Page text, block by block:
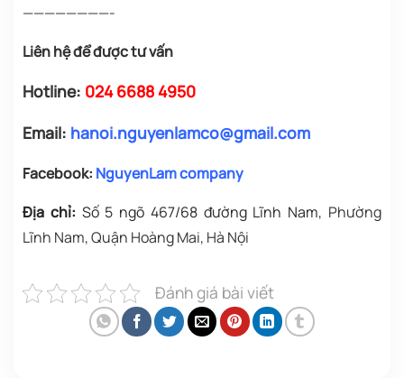
————————-
Liên hệ để được tư vấn
Hotline: 024 6688 4950
Email: hanoi.nguyenlamco@gmail.com
Facebook: NguyenLam company
Địa chỉ: Số 5 ngõ 467/68 đường Lĩnh Nam, Phường
Lĩnh Nam, Quận Hoàng Mai, Hà Nội
Đánh giá bài viết